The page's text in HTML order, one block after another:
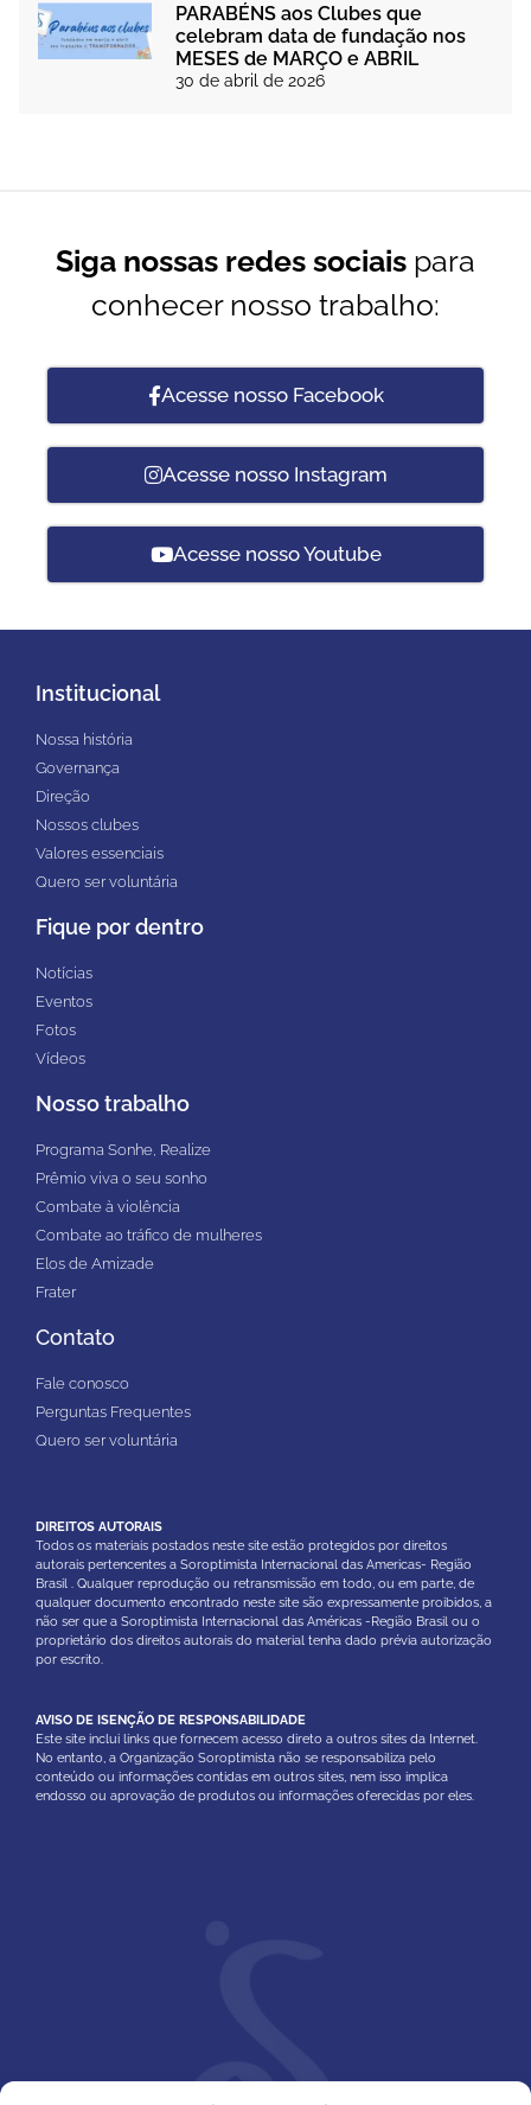
PARABÉNS aos Clubes que
celebram data de fundação nos
MESES de MARÇO e ABRIL
30 de abril de 2026
Siga nossas redes sociais para
conhecer nosso trabalho:
Acesse nosso Facebook
Acesse nosso Instagram
Acesse nosso Youtube
Institucional
Nossa história
Governança
Direção
Nossos clubes
Valores essenciais
Quero ser voluntária
Fique por dentro
Notícias
Eventos
Fotos
Vídeos
Nosso trabalho
Programa Sonhe, Realize
Prêmio viva o seu sonho
Combate à violência
Combate ao tráfico de mulheres
Elos de Amizade
Frater
Contato
Fale conosco
Perguntas Frequentes
Quero ser voluntária
DIREITOS AUTORAIS
Todos os materiais postados neste site estão protegidos por direitos
autorais pertencentes a Soroptimista Internacional das Americas- Região
Brasil . Qualquer reprodução ou retransmissão em todo, ou em parte, de
qualquer documento encontrado neste site são expressamente proibidos, a
não ser que a Soroptimista Internacional das Américas -Região Brasil ou o
proprietário dos direitos autorais do material tenha dado prévia autorização
por escrito.
AVISO DE ISENÇÃO DE RESPONSABILIDADE
Este site inclui links que fornecem acesso direto a outros sites da Internet.
No entanto, a Organização Soroptimista não se responsabiliza pelo
conteúdo ou informações contidas em outros sites, nem isso implica
endosso ou aprovação de produtos ou informações oferecidas por eles.